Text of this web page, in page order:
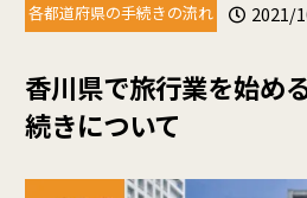
各都道府県の手続きの流れ 2021/
香川県で旅行業を始め
続きについて